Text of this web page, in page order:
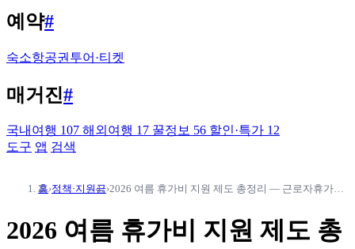
예약#
숙소항공권 투어·티켓
매거진#
국내여행 107 해외여행 17 꿀정보 56 할인·특가 12
도구 앱 검색
홈›정책·지원금› 2026 여름 휴가비 지원 제도 총정리 — 근로자휴가지원·복지포인트·반값여행 비교
2026 여름 휴가비 지원 제도 총